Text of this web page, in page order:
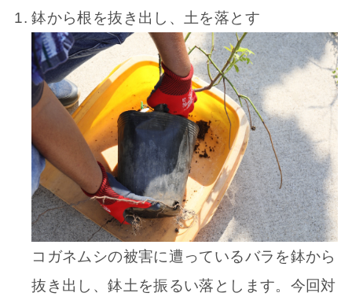
鉢から根を抜き出し、土を落とす
コガネムシの被害に遭っているバラを鉢から
抜き出し、鉢土を振るい落とします。今回対